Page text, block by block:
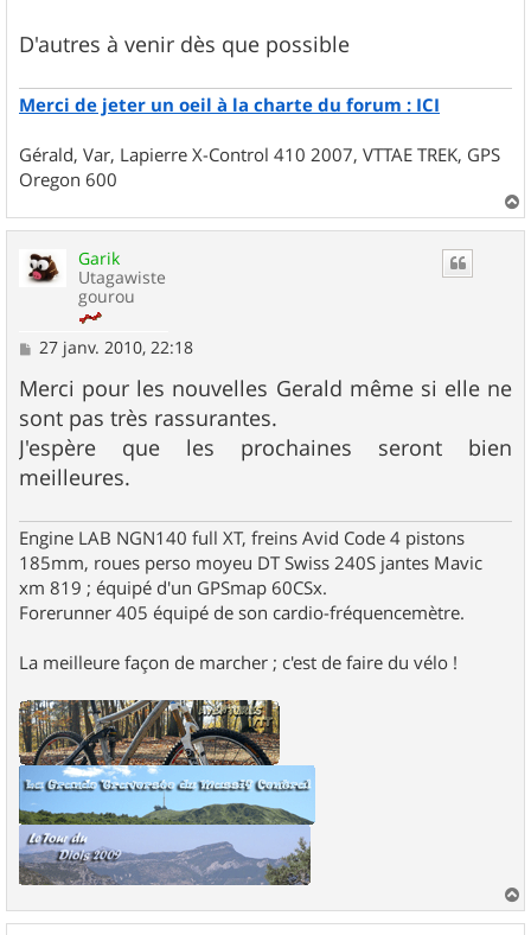
D'autres à venir dès que possible
Merci de jeter un oeil à la charte du forum : ICI
Gérald, Var, Lapierre X-Control 410 2007, VTTAE TREK, GPS
Oregon 600
a
Garik
Utagawiste
gourou
M
s
s
a
g
e
27 janv. 2010, 22:18
Merci pour les nouvelles Gerald même si elle ne
sont pas très rassurantes.
J'espère que les prochaines seront bien
meilleures.
Engine LAB NGN140 full XT, freins Avid Code 4 pistons
185mm, roues perso moyeu DT Swiss 240S jantes Mavic
xm 819 ; équipé d'un GPSmap 60CSx.
Forerunner 405 équipé de son cardio-fréquencemètre.
La meilleure façon de marcher ; c'est de faire du vélo !
a